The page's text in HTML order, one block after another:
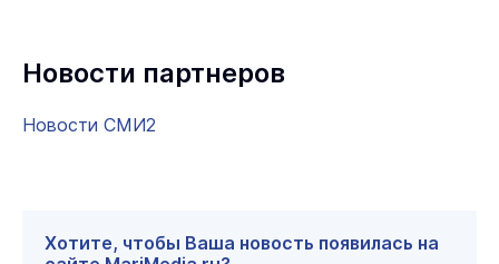
Новости партнеров
Новости СМИ2
Хотите, чтобы Ваша новость появилась на